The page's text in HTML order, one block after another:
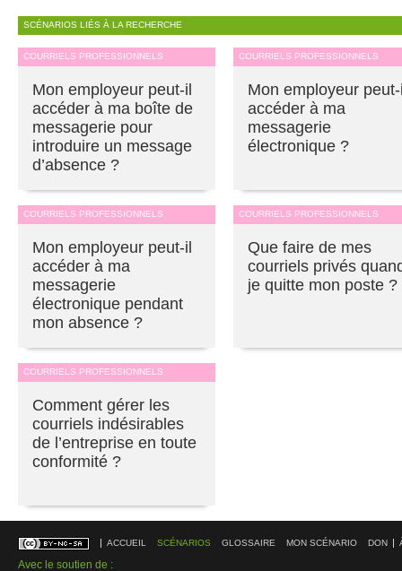
SCÉNARIOS LIÉS À LA RECHERCHE
COURRIELS PROFESSIONNELS
Mon employeur peut-il
accéder à ma boîte de
messagerie pour
introduire un message
d’absence ?
COURRIELS PROFESSIONNELS
Mon employeur
accéder à ma
messagerie
électronique ?
COURRIELS PROFESSIONNELS
Mon employeur peut-il
accéder à ma
messagerie
électronique pendant
mon absence ?
COURRIELS PROFESSIONNELS
Que faire de mes
courriels privés
je quitte mon poste ?
COURRIELS PROFESSIONNELS
Comment gérer les
courriels indésirables
de l’entreprise en toute
conformité ?
ACCUEIL SCÉNARIOS GLOSSAIRE MON SCÉNARIO DON
Avec le soutien de :